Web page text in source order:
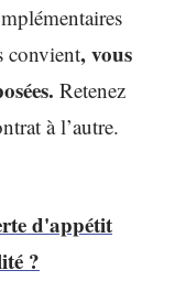
convient, vous
Retenez
à l’autre.
d'appétit
?